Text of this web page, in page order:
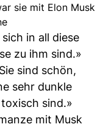
sie mit Elon Musk
in all diese
zu ihm sind.»
sind schön,
sehr dunkle
sind.»
mit Musk